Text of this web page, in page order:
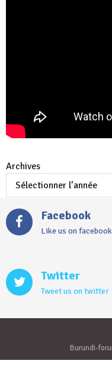
Archives
Facebook
Like us on facebook
Twitter
Tweet us on twitter
Burundi-